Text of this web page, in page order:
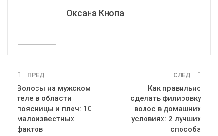
Эл. адрес
Оксана Кнопа
ПРЕД
Волосы на мужском
теле в области
поясницы и плеч: 10
малоизвестных
фактов
СЛЕД
Как правильно
сделать филировку
волос в домашних
условиях: 2 лучших
способа